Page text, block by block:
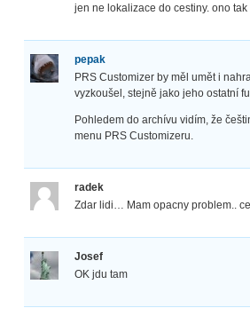
jen ne lokalizace do cestiny. ono
pepak
PRS Customizer by měl umět i
vyzkoušel, stejně jako jeho ostatní
Pohledem do archívu vidím, že
menu PRS Customizeru.
radek
Zdar lidi… Mam opacny problem..
Josef
OK jdu tam